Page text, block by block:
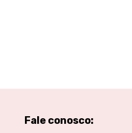
Fale conosco: